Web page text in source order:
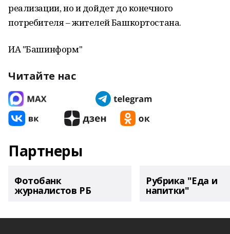
реализации, но и дойдет до конечного
потребителя – жителей Башкортостана.
ИА "Башинформ"
Читайте нас
Партнеры
Фотобанк
журналистов РБ
Рубрика "Еда и
напитки"